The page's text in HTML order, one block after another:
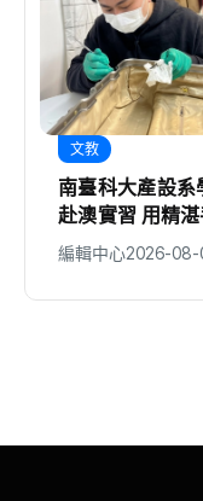
文教
南臺科大產設系
赴澳實習 用精
藝修復精品跨越
隔閡
編輯中心2026-08-